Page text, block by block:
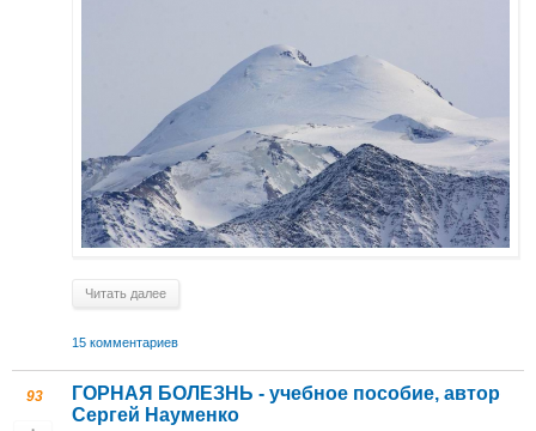
Читать далее
15 комментариев
93
ГОРНАЯ БОЛЕЗНЬ - учебное пособие, автор
Сергей Науменко